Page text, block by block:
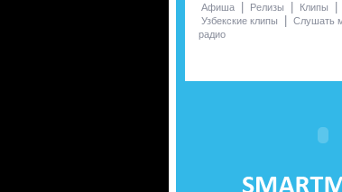
Афиша Релизы Клипы
Узбекские клипы Слушать
радио